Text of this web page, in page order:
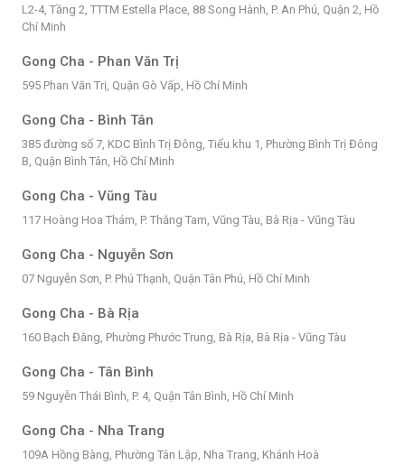
L2-4, Tầng 2, TTTM Estella Place, 88 Song Hành, P. An Phú, Quận 2, Hồ
Chí Minh
Gong Cha - Phan Văn Trị
595 Phan Văn Trị, Quận Gò Vấp, Hồ Chí Minh
Gong Cha - Bình Tân
385 đường số 7, KDC Bình Trị Đông, Tiểu khu 1, Phường Bình Trị Đông
B, Quận Bình Tân, Hồ Chí Minh
Gong Cha - Vũng Tàu
117 Hoàng Hoa Thám, P. Thắng Tam, Vũng Tàu, Bà Rịa - Vũng Tàu
Gong Cha - Nguyễn Sơn
07 Nguyễn Sơn, P. Phú Thạnh, Quận Tân Phú, Hồ Chí Minh
Gong Cha - Bà Rịa
160 Bạch Đằng, Phường Phước Trung, Bà Rịa, Bà Rịa - Vũng Tàu
Gong Cha - Tân Bình
59 Nguyễn Thái Bình, P. 4, Quận Tân Bình, Hồ Chí Minh
Gong Cha - Nha Trang
109A Hồng Bàng, Phường Tân Lập, Nha Trang, Khánh Hoà